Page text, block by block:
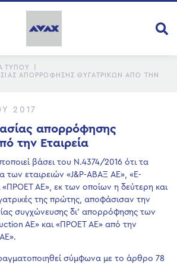
ΤΥΠΟΥ
ΑΠΟΡΡΌΦΗΣΗΣ ΘΥΓΑΤΡΙΚΏΝ ΑΠΌ ΤΗΝ
2017
απορρόφησης
την Εταιρεία
βάσει του Ν.4374/2016 ότι τα
των εταιρειών «J&P-ΑΒΑΞ AE», «E-
«ΠΡΟΕΤ AE», εκ των οποίων η δεύτερη και
της πρώτης, αποφάσισαν την
συγχώνευσης δι’ απορρόφησης των
AE» και «ΠΡΟΕΤ AE» από την
σύμφωνα με το άρθρο 78